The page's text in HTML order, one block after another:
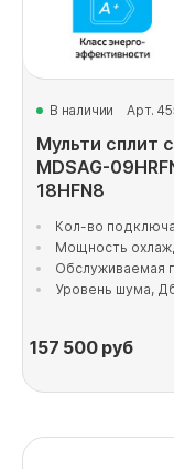
В наличии Арт.
Мульти сплит
MDSAG-
18HFN8
Кол-во
Мощность
Обслуживаемая
Уровень шума,
157 500руб